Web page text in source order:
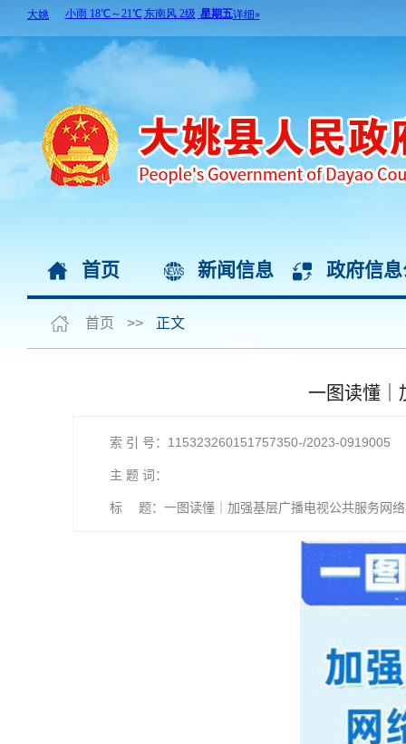
首页 新闻信息 政府信
首页 >> 正文
一图读懂｜
索 引 号：115323260151757350-/2023-0919005
主 题 词：
标 题：一图读懂｜加强基层广播电视公共服务网